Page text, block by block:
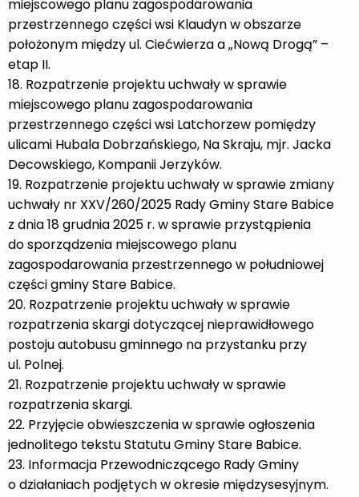
miejscowego planu zagospodarowania
przestrzennego części wsi Klaudyn w obszarze
położonym między ul. Ciećwierza a „Nową Drogą” –
etap II.
18. Rozpatrzenie projektu uchwały w sprawie
miejscowego planu zagospodarowania
przestrzennego części wsi Latchorzew pomiędzy
ulicami Hubala Dobrzańskiego, Na Skraju, mjr. Jacka
Decowskiego, Kompanii Jerzyków.
19. Rozpatrzenie projektu uchwały w sprawie zmiany
uchwały nr XXV/260/2025 Rady Gminy Stare Babice
z dnia 18 grudnia 2025 r. w sprawie przystąpienia
do sporządzenia miejscowego planu
zagospodarowania przestrzennego w południowej
części gminy Stare Babice.
20. Rozpatrzenie projektu uchwały w sprawie
rozpatrzenia skargi dotyczącej nieprawidłowego
postoju autobusu gminnego na przystanku przy
ul. Polnej.
21. Rozpatrzenie projektu uchwały w sprawie
rozpatrzenia skargi.
22. Przyjęcie obwieszczenia w sprawie ogłoszenia
jednolitego tekstu Statutu Gminy Stare Babice.
23. Informacja Przewodniczącego Rady Gminy
o działaniach podjętych w okresie międzysesyjnym.